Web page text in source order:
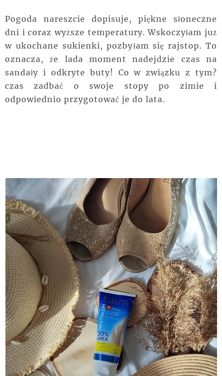
Pogoda nareszcie dopisuje, piękne słoneczne
dni i coraz wyższe temperatury. Wskoczyłam już
w ukochane sukienki, pozbyłam się rajstop. To
oznacza, że lada moment nadejdzie czas na
sandały i odkryte buty! Co w związku z tym?
czas zadbać o swoje stopy po zimie i
odpowiednio przygotować je do lata.